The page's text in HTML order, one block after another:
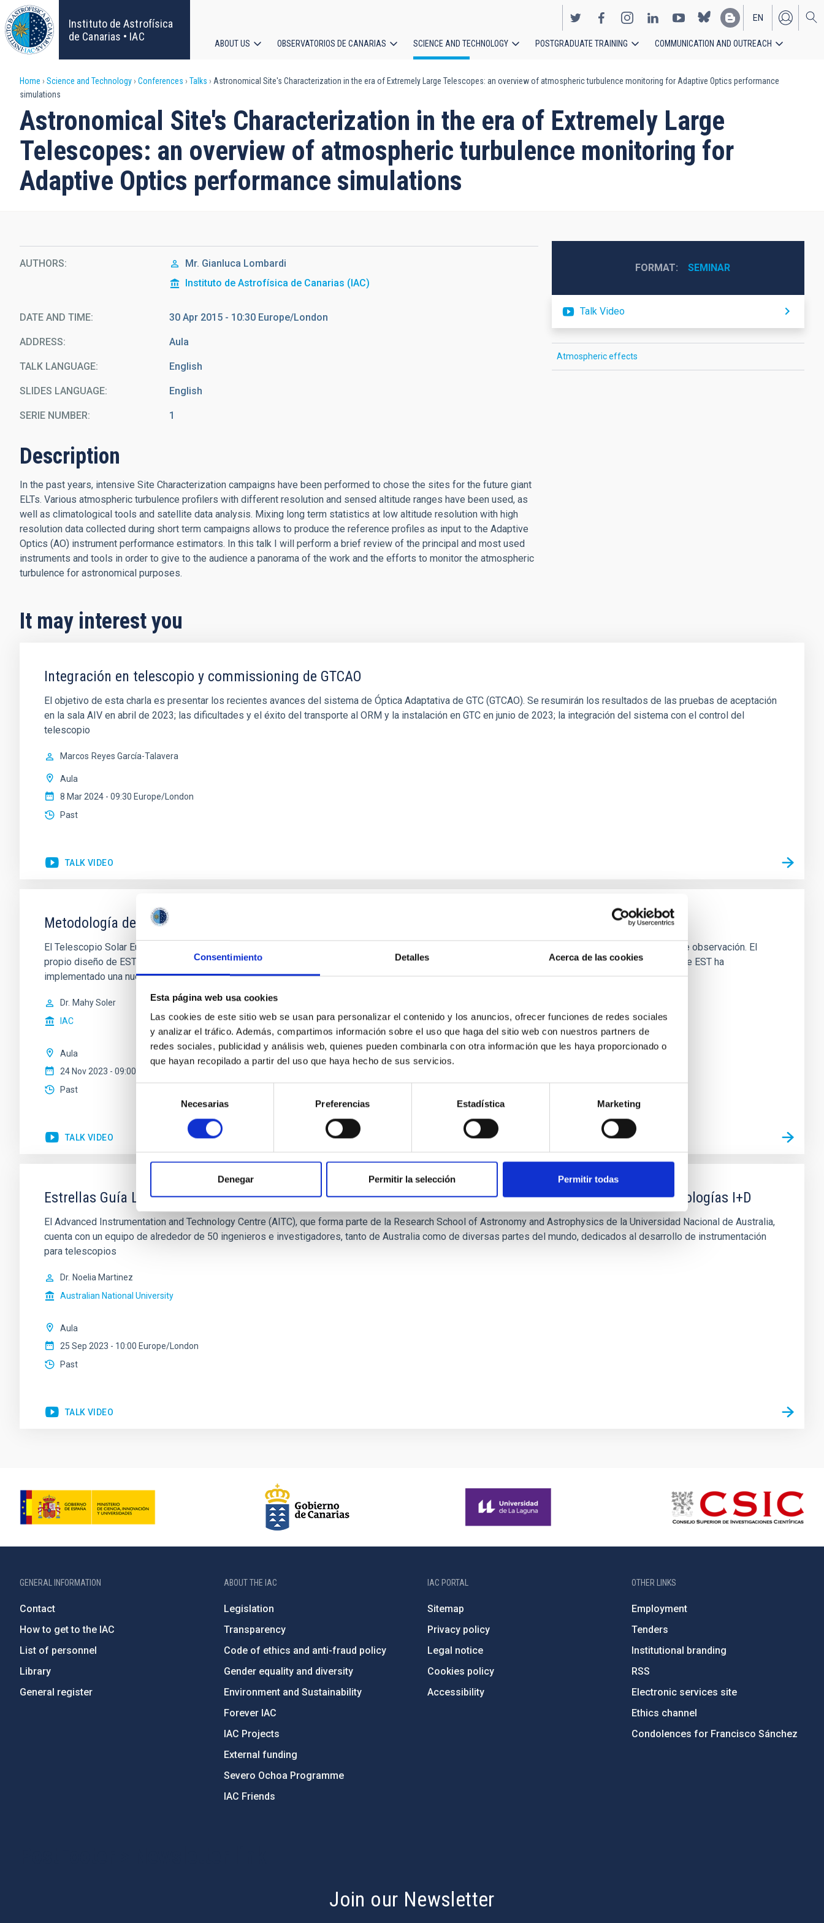
Consentimiento Detalles Acerca de las cookies
Esta página web usa cookies
Las cookies de este sitio web se usan para personalizar el contenido y los anuncios, ofrecer funciones de redes sociales
y analizar el tráfico. Además, compartimos información sobre el uso que haga del sitio web con nuestros partners de
redes sociales, publicidad y análisis web, quienes pueden combinarla con otra información que les haya proporcionado o
que hayan recopilado a partir del uso que haya hecho de sus servicios.
consentimiento
Necesarias Preferencias Estadística Marketing
Denegar Permitir la selección Permitir todas
Skip
to
main
content
Instituto de Astrofísica
de Canarias • IAC
EN
ES
ABOUT US OBSERVATORIOS DE CANARIAS SCIENCE AND TECHNOLOGY POSTGRADUATE TRAINING COMMUNICATION AND OUTREACH
Breadcrumb
Home Science and Technology Conferences Talks
Astronomical Site's Characterization in the era of Extremely Large Telescopes: an overview of atmospheric turbulence monitoring for Adaptive Optics performance
simulations
Astronomical Site's Characterization in the era of Extremely Large
Telescopes: an overview of atmospheric turbulence monitoring for
Adaptive Optics performance simulations
AUTHORS Mr. Gianluca Lombardi
Instituto de Astrofísica de Canarias (IAC)
DATE AND TIME 30 Apr 2015 - 10:30 Europe/London
ADDRESS Aula
TALK LANGUAGE English
SLIDES LANGUAGE English
SERIE NUMBER 1
Description
In the past years, intensive Site Characterization campaigns have been performed to chose the sites for the future giant
ELTs. Various atmospheric turbulence profilers with different resolution and sensed altitude ranges have been used, as
well as climatological tools and satellite data analysis. Mixing long term statistics at low altitude resolution with high
resolution data collected during short term campaigns allows to produce the reference profiles as input to the Adaptive
Optics (AO) instrument performance estimators. In this talk I will perform a brief review of the principal and most used
instruments and tools in order to give to the audience a panorama of the work and the efforts to monitor the atmospheric
turbulence for astronomical purposes.
FORMAT SEMINAR
Talk Video
Atmospheric effects
It may interest you
Integración en telescopio y commissioning de GTCAO
El objetivo de esta charla es presentar los recientes avances del sistema de Óptica Adaptativa de GTC (GTCAO). Se resumirán los resultados de las pruebas de aceptación
en la sala AIV en abril de 2023; las dificultades y el éxito del transporte al ORM y la instalación en GTC en junio de 2023; la integración del sistema con el control del
telescopio
Marcos Reyes García-Talavera
Aula
8 Mar 2024 - 09:30 Europe/London
Past
TALK VIDEO
Metodología de cálculo del 'seeing' local en el Telescopio Solar Europeo
El Telescopio Solar Europeo (EST) se construirá en el Observatorio del Roque de los Muchachos, un lugar conocido por sus excelentes condiciones de observación. El
propio diseño de EST puede influir en estas condiciones y afectar a su calidad óptica en un efecto denominado ‘seeing’ local. La Oficina de Proyecto de EST ha
implementado una nueva
Dr. Mahy Soler
IAC
Aula
24 Nov 2023 - 09:00 Europe/London
Past
TALK VIDEO
Estrellas Guía Laser en la Australian National University: óptica adaptativa para grandes telescopios y tecnologías I+D
El Advanced Instrumentation and Technology Centre (AITC), que forma parte de la Research School of Astronomy and Astrophysics de la Universidad Nacional de Australia,
cuenta con un equipo de alrededor de 50 ingenieros e investigadores, tanto de Australia como de diversas partes del mundo, dedicados al desarrollo de instrumentación
para telescopios
Dr. Noelia Martinez
Australian National University
Aula
25 Sep 2023 - 10:00 Europe/London
Past
TALK VIDEO
GENERAL INFORMATION
Contact
How to get to the IAC
List of personnel
Library
General register
ABOUT THE IAC
Legislation
Transparency
Code of ethics and anti-fraud policy
Gender equality and diversity
Environment and Sustainability
Forever IAC
IAC Projects
External funding
Severo Ochoa Programme
IAC Friends
IAC PORTAL
Sitemap
Privacy policy
Legal notice
Cookies policy
Accessibility
OTHER LINKS
Employment
Tenders
Institutional branding
RSS
Electronic services site
Ethics channel
Condolences for Francisco Sánchez
Join our Newsletter